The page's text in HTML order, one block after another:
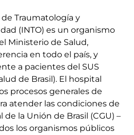
Traumatología y
(INTO) es un organismo
Ministerio de Salud,
en todo el país, y
a pacientes del SUS
de Brasil). El hospital
procesos generales de
atender las condiciones de
de la Unión de Brasil (CGU) –
los organismos públicos